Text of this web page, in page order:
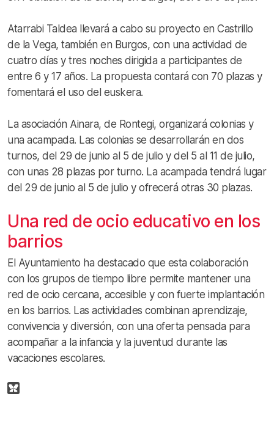
Atarrabi Taldea llevará a cabo su proyecto en Castrillo
de la Vega, también en Burgos, con una actividad de
cuatro días y tres noches dirigida a participantes de
entre 6 y 17 años. La propuesta contará con 70 plazas y
fomentará el uso del euskera.
La asociación Ainara, de Rontegi, organizará colonias y
una acampada. Las colonias se desarrollarán en dos
turnos, del 29 de junio al 5 de julio y del 5 al 11 de julio,
con unas 28 plazas por turno. La acampada tendrá lugar
del 29 de junio al 5 de julio y ofrecerá otras 30 plazas.
Una red de ocio educativo en los
barrios
El Ayuntamiento ha destacado que esta colaboración
con los grupos de tiempo libre permite mantener una
red de ocio cercana, accesible y con fuerte implantación
en los barrios. Las actividades combinan aprendizaje,
convivencia y diversión, con una oferta pensada para
acompañar a la infancia y la juventud durante las
vacaciones escolares.